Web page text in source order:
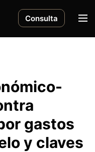
Consulta
M
gastos
y claves